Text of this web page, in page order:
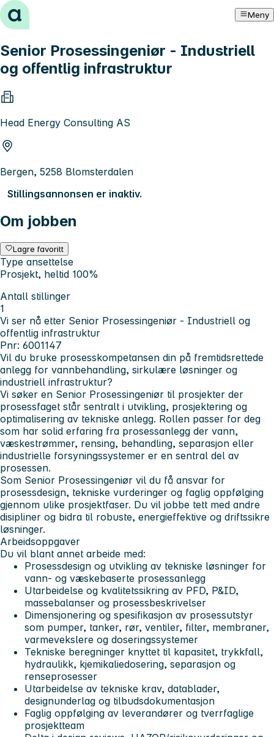
Hopp til innhold Meny
Senior Prosessingeniør - Industriell
og offentlig infrastruktur
Head Energy Consulting AS
Bergen, 5258 Blomsterdalen
Stillingsannonsen er inaktiv.
Om jobben
Lagre favoritt
Type ansettelse
Prosjekt, heltid 100%
Antall stillinger
1
Vi ser nå etter Senior Prosessingeniør - Industriell og
offentlig infrastruktur
Pnr: 6001147
Vil du bruke prosesskompetansen din på fremtidsrettede
anlegg for vannbehandling, sirkulære løsninger og
industriell infrastruktur?
Vi søker en Senior Prosessingeniør til prosjekter der
prosessfaget står sentralt i utvikling, prosjektering og
optimalisering av tekniske anlegg. Rollen passer for deg
som har solid erfaring fra prosessanlegg der vann,
væskestrømmer, rensing, behandling, separasjon eller
industrielle forsyningssystemer er en sentral del av
prosessen.
Som Senior Prosessingeniør vil du få ansvar for
prosessdesign, tekniske vurderinger og faglig oppfølging
gjennom ulike prosjektfaser. Du vil jobbe tett med andre
disipliner og bidra til robuste, energieffektive og driftssikre
løsninger.
Arbeidsoppgaver
Du vil blant annet arbeide med:
Prosessdesign og utvikling av tekniske løsninger for
vann- og væskebaserte prosessanlegg
Utarbeidelse og kvalitetssikring av PFD, P&ID,
massebalanser og prosessbeskrivelser
Dimensjonering og spesifikasjon av prosessutstyr
som pumper, tanker, rør, ventiler, filter, membraner,
varmevekslere og doseringssystemer
Tekniske beregninger knyttet til kapasitet, trykkfall,
hydraulikk, kjemikaliedosering, separasjon og
renseprosesser
Utarbeidelse av tekniske krav, datablader,
designunderlag og tilbudsdokumentasjon
Faglig oppfølging av leverandører og tverrfaglige
prosjektteam